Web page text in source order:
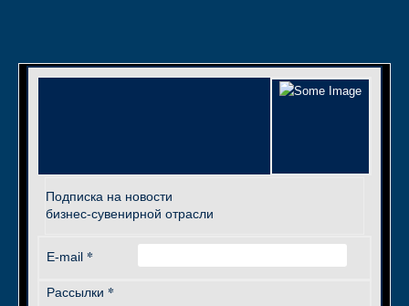
Подписка на новости
бизнес-сувенирной отрасли
E-mail *
Рассылки *